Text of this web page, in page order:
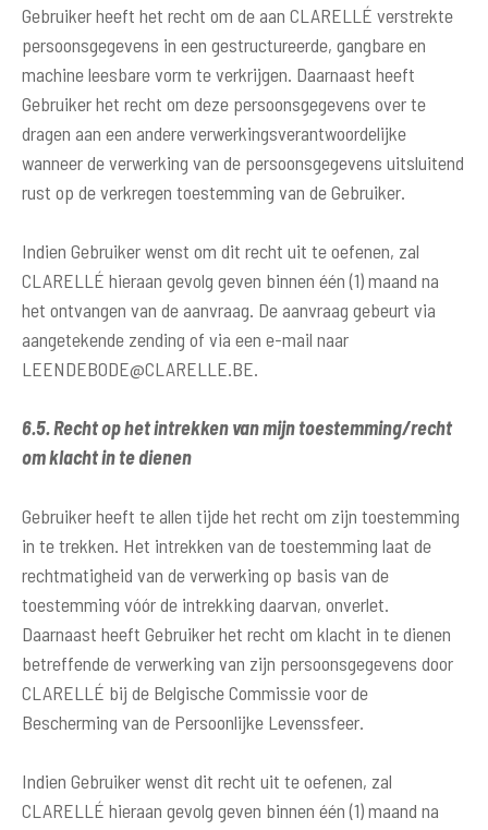
Gebruiker heeft het recht om de aan CLARELLÉ verstrekte
persoonsgegevens in een gestructureerde, gangbare en
machine leesbare vorm te verkrijgen. Daarnaast heeft
Gebruiker het recht om deze persoonsgegevens over te
dragen aan een andere verwerkingsverantwoordelijke
wanneer de verwerking van de persoonsgegevens uitsluitend
rust op de verkregen toestemming van de Gebruiker.
Indien Gebruiker wenst om dit recht uit te oefenen, zal
CLARELLÉ hieraan gevolg geven binnen één (1) maand na
het ontvangen van de aanvraag. De aanvraag gebeurt via
aangetekende zending of via een e-mail naar
LEENDEBODE@CLARELLE.BE.
6.5. Recht op het intrekken van mijn toestemming/recht
om klacht in te dienen
Gebruiker heeft te allen tijde het recht om zijn toestemming
in te trekken. Het intrekken van de toestemming laat de
rechtmatigheid van de verwerking op basis van de
toestemming vóór de intrekking daarvan, onverlet.
Daarnaast heeft Gebruiker het recht om klacht in te dienen
betreffende de verwerking van zijn persoonsgegevens door
CLARELLÉ bij de Belgische Commissie voor de
Bescherming van de Persoonlijke Levenssfeer.
Indien Gebruiker wenst dit recht uit te oefenen, zal
CLARELLÉ hieraan gevolg geven binnen één (1) maand na